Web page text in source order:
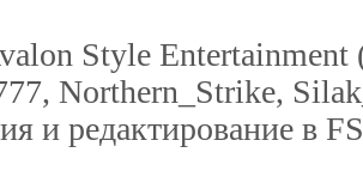
Style Entertainment
Northern_Strike,
и редактирование в